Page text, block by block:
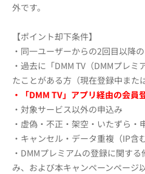
外です。
【ポイント却下条件】
・同一ユーザーからの2回目以降
・過去に「DMM TV（DMMプレ
たことがある方（現在登録中また
・「DMM TV」アプリ経由の会員
・対象サービス以外の申込み
・虚偽・不正・架空・いたずら・
・キャンセル・データ重複（IP含
・DMMプレミアムの登録に関す
み、および本キャンペーンページ